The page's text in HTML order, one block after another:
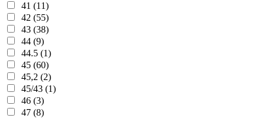
41 (11)
42 (55)
43 (38)
44 (9)
44.5 (1)
45 (60)
45,2 (2)
45/43 (1)
46 (3)
47 (8)